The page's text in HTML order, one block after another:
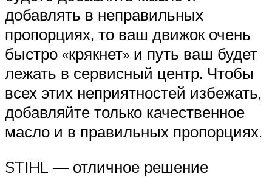
добавлять в неправильных
пропорциях, то ваш движок очень
быстро «крякнет» и путь ваш будет
лежать в сервисный центр. Чтобы
всех этих неприятностей избежать,
добавляйте только качественное
масло и в правильных пропорциях.
STIHL — отличное решение